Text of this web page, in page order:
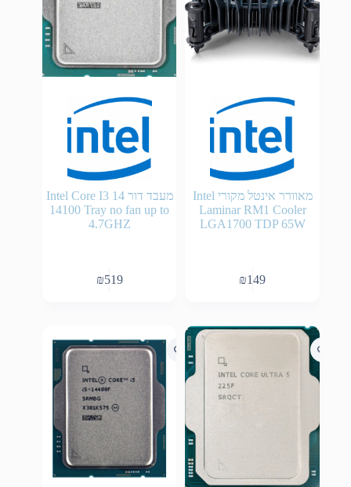
מאוורר אינטל מקורי Intel
Laminar RM1 Cooler
LGA1700 TDP 65W
₪149
מעבד דור 14 Intel Core I3
14100 Tray no fan up to
4.7GHZ
₪519